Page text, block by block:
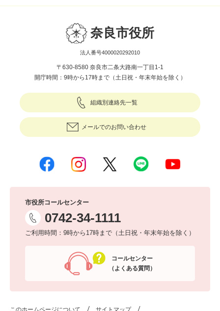
奈良市役所
法人番号4000020292010
〒630-8580 奈良市二条大路南一丁目1-1
開庁時間：9時から17時まで（土日祝・年末年始を除く）
組織別連絡先一覧
メールでのお問い合わせ
市役所コールセンター
0742-34-1111
ご利用時間：9時から17時まで（土日祝・年末年始を除く）
コールセンター
（よくある質問）
このホームページについて サイトマップ